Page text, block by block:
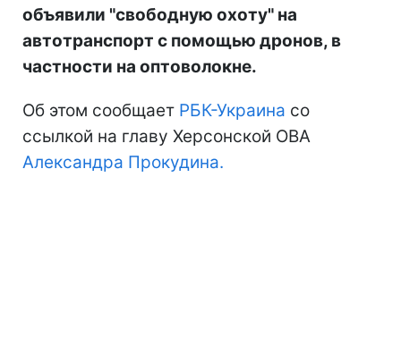
объявили "свободную охоту" на
автотранспорт с помощью дронов, в
частности на оптоволокне.
Об этом сообщает РБК-Украина со
ссылкой на главу Херсонской ОВА
Александра Прокудина.